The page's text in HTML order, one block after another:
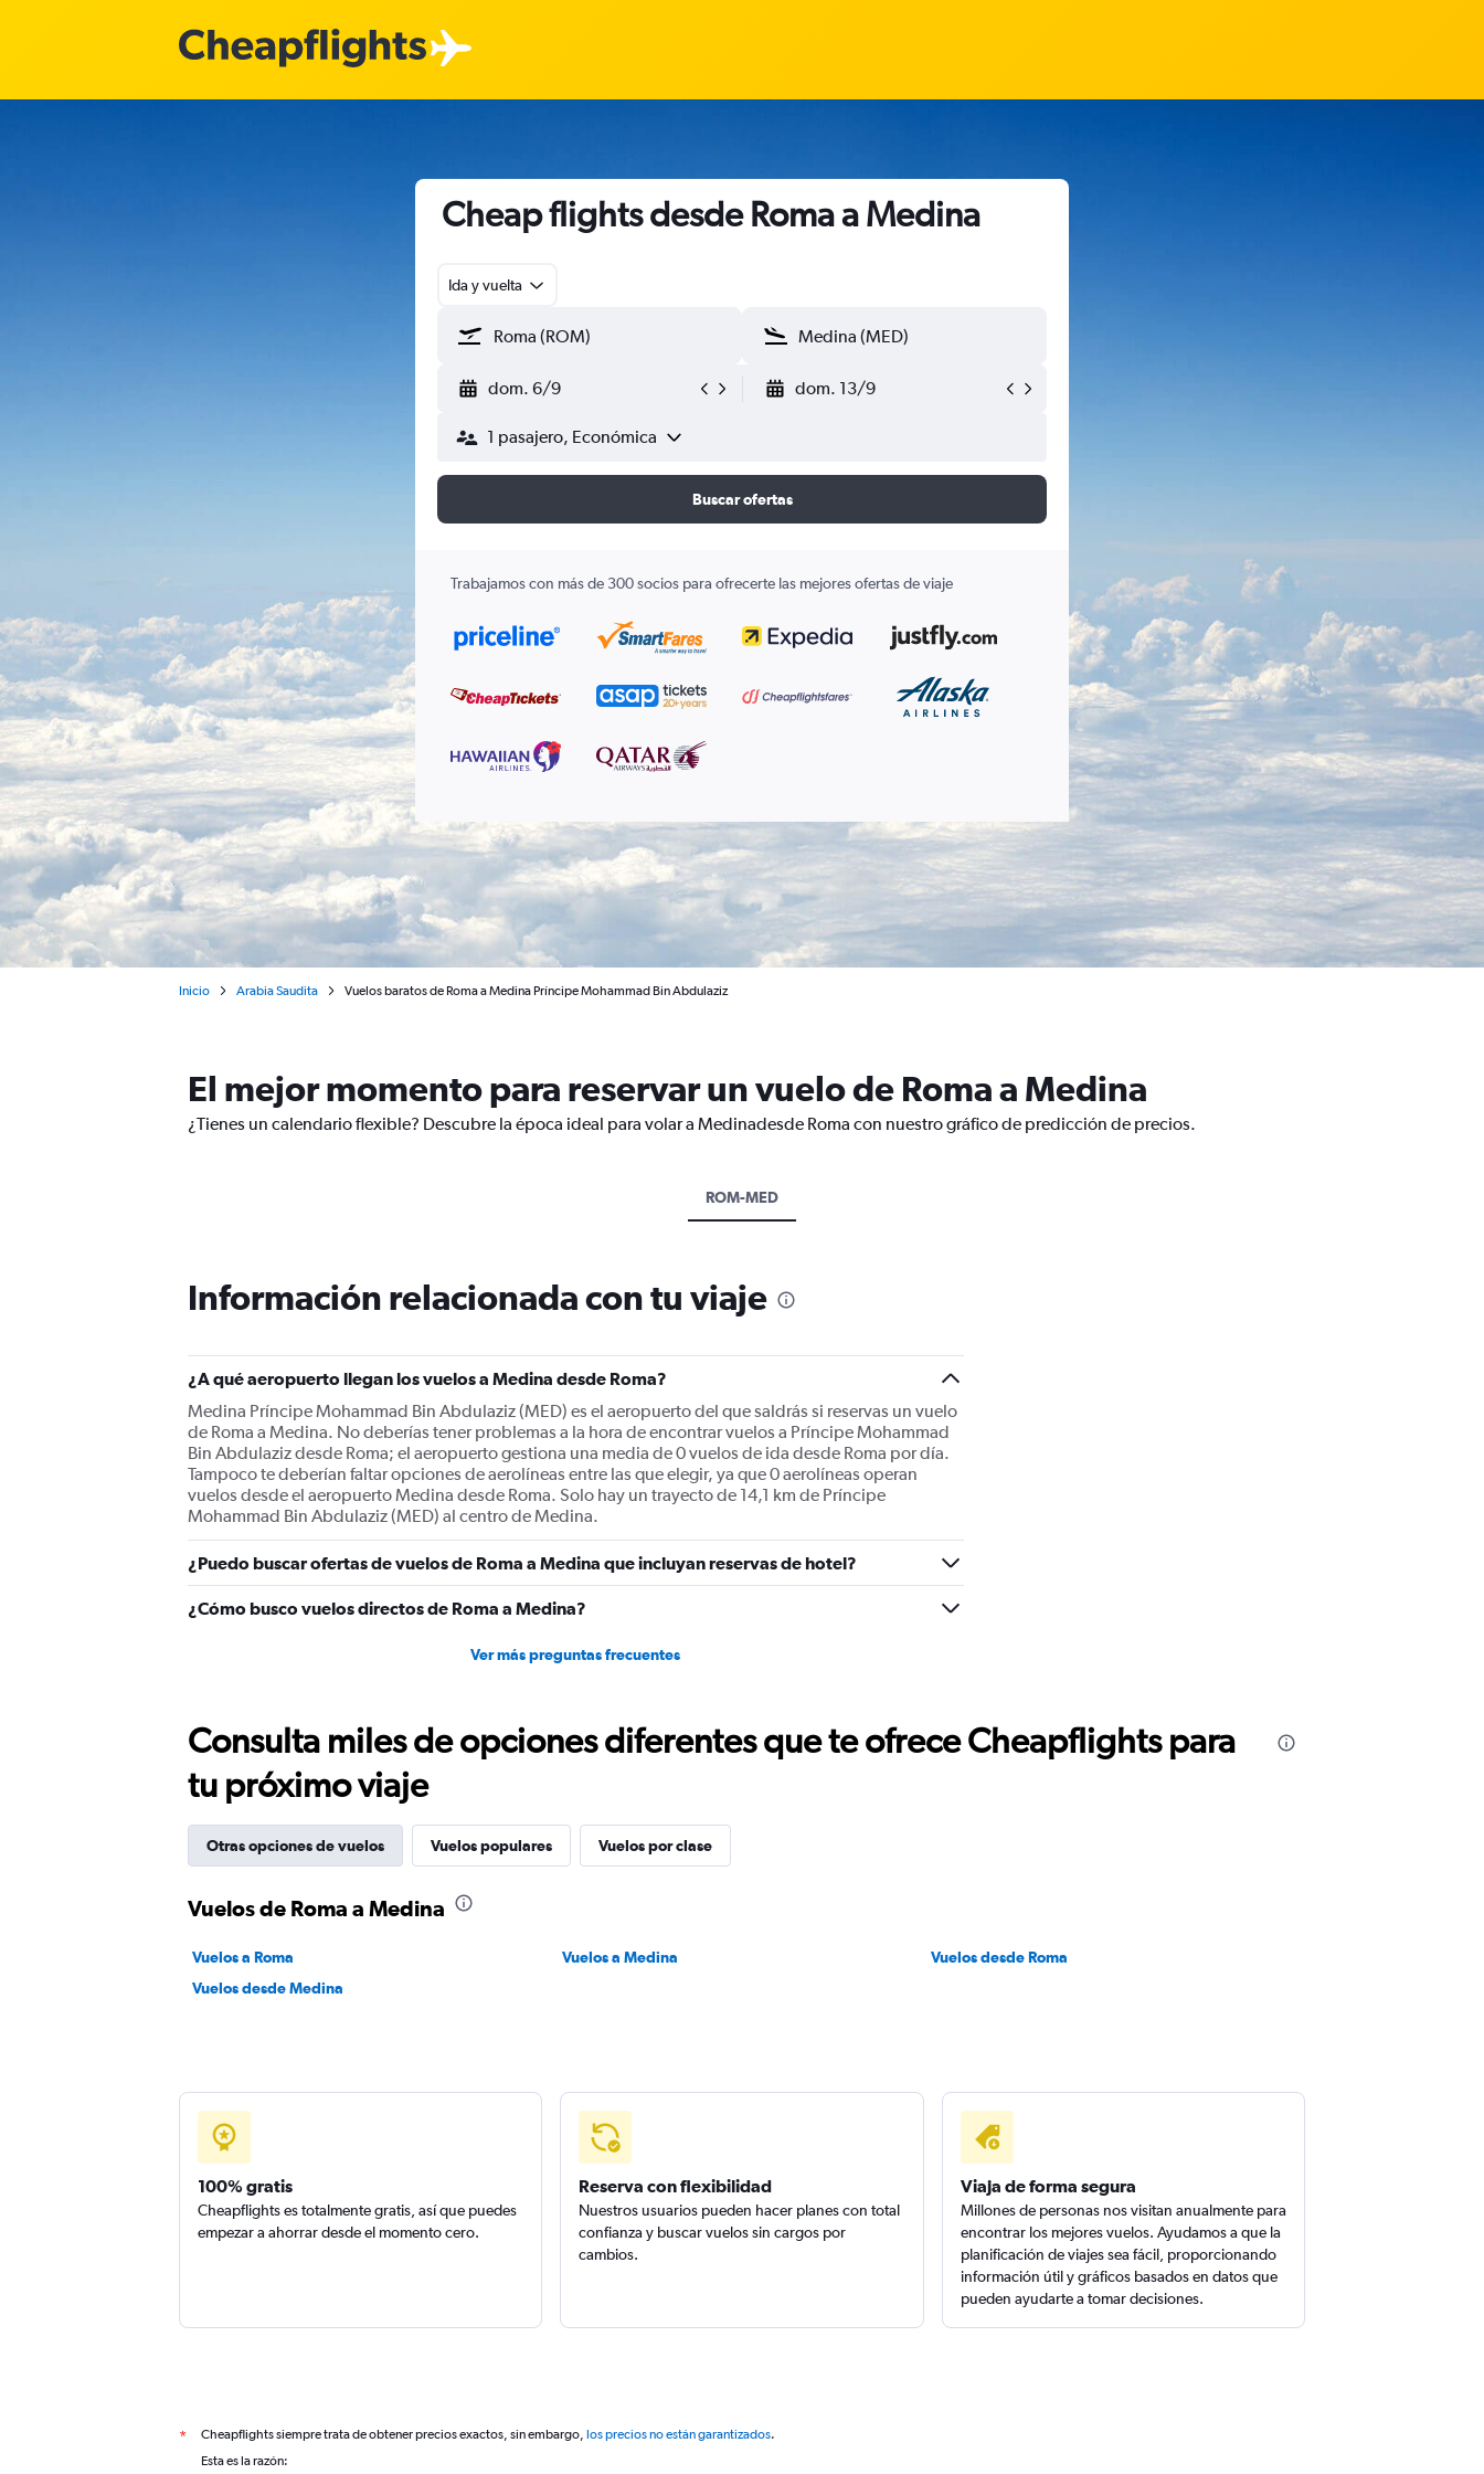
Cheap flights desde Roma a Medina
Ida y vuelta
dom. 6/9 dom. 13/9
1 pasajero, Económica
Buscar ofertas
Trabajamos con más de 300 socios para ofrecerte las mejores ofertas de viaje
Inicio Arabia Saudita Vuelos baratos de Roma a Medina Príncipe Mohammad Bin Abdulaziz
El mejor momento para reservar un vuelo de Roma a Medina
¿Tienes un calendario flexible? Descubre la época ideal para volar a Medinadesde Roma con nuestro gráfico de predicción de precios.
ROM-MED
Información relacionada con tu viaje
¿A qué aeropuerto llegan los vuelos a Medina desde Roma?
Medina Príncipe Mohammad Bin Abdulaziz (MED) es el aeropuerto del que saldrás si reservas un vuelo
de Roma a Medina. No deberías tener problemas a la hora de encontrar vuelos a Príncipe Mohammad
Bin Abdulaziz desde Roma; el aeropuerto gestiona una media de 0 vuelos de ida desde Roma por día.
Tampoco te deberían faltar opciones de aerolíneas entre las que elegir, ya que 0 aerolíneas operan
vuelos desde el aeropuerto Medina desde Roma. Solo hay un trayecto de 14,1 km de Príncipe
Mohammad Bin Abdulaziz (MED) al centro de Medina.
¿Puedo buscar ofertas de vuelos de Roma a Medina que incluyan reservas de hotel?
¿Cómo busco vuelos directos de Roma a Medina?
Ver más preguntas frecuentes
Consulta miles de opciones diferentes que te ofrece Cheapflights para
tu próximo viaje
Otras opciones de vuelos Vuelos populares Vuelos por clase
Vuelos de Roma a Medina
Vuelos a Roma Vuelos a Medina
Vuelos desde Roma
Vuelos desde Medina
100% gratis
Cheapflights es totalmente gratis, así que puedes
empezar a ahorrar desde el momento cero.
Reserva con flexibilidad
Nuestros usuarios pueden hacer planes con total
confianza y buscar vuelos sin cargos por
cambios.
Viaja de forma segura
Millones de personas nos visitan anualmente para
encontrar los mejores vuelos. Ayudamos a que la
planificación de viajes sea fácil, proporcionando
información útil y gráficos basados en datos que
pueden ayudarte a tomar decisiones.
* Cheapflights siempre trata de obtener precios exactos, sin embargo, los precios no están garantizados.
Esta es la razón: